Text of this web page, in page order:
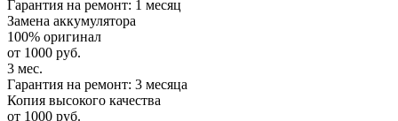
Гарантия на ремонт: 1 месяц
Замена аккумулятора
100% оригинал
от 1000 руб.
3 мес.
Гарантия на ремонт: 3 месяца
Копия высокого качества
от 1000 руб.